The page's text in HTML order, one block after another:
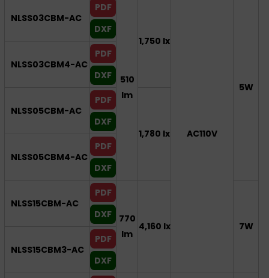
NLSS03CBM-AC
PDF
DXF
510
lm
1,750 lx
AC110V
5W
NLSS03CBM4-AC
PDF
DXF
NLSS05CBM-AC
PDF
DXF
1,780 lx
NLSS05CBM4-AC
PDF
DXF
NLSS15CBM-AC
PDF
DXF
770
lm
4,160 lx
7W
NLSS15CBM3-AC
PDF
DXF